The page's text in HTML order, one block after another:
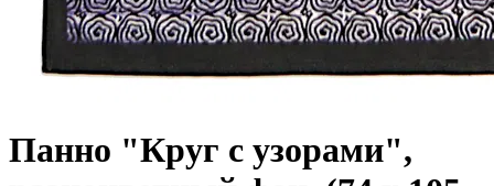
Панно "Круг с узорами",